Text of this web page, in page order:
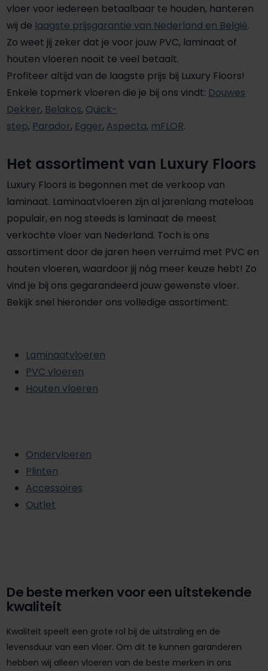
vloer voor iedereen betaalbaar te houden, hanteren
wij de laagste prijsgarantie van Nederland en België.
Zo weet jij zeker dat je voor jouw PVC, laminaat of
houten vloeren nooit te veel betaalt.
Profiteer altijd van de laagste prijs bij Luxury Floors!
Enkele topmerk vloeren die je bij ons vindt: Douwes
Dekker, Belakos, Quick-
step, Parador, Egger, Aspecta, mFLOR.
Het assortiment van Luxury Floors
Luxury Floors is begonnen met de verkoop van
laminaat. Laminaatvloeren zijn al jarenlang mateloos
populair, en nog steeds is laminaat de meest
verkochte vloer van Nederland. Toch is ons
assortiment door de jaren heen verruimd met PVC en
houten vloeren, waardoor jij nóg meer keuze hebt! Zo
vind je bij ons gegarandeerd jouw gewenste vloer.
Bekijk snel hieronder ons volledige assortiment:
Laminaatvloeren
PVC vloeren
Houten vloeren
Ondervloeren
Plinten
Accessoires
Outlet
De beste merken voor een uitstekende
kwaliteit
Kwaliteit speelt een grote rol bij de uitstraling en de
levensduur van een vloer. Om dit te kunnen garanderen
hebben wij alleen vloeren van de beste merken in ons